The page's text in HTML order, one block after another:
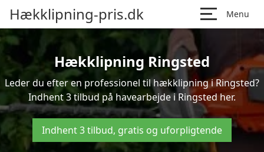
Hækklipning-pris.dk Menu
Hækklipning Ringsted
Leder du efter en professionel til hækklipning i Ringsted?
Indhent 3 tilbud på havearbejde i Ringsted her.
Indhent 3 tilbud, gratis og uforpligtende